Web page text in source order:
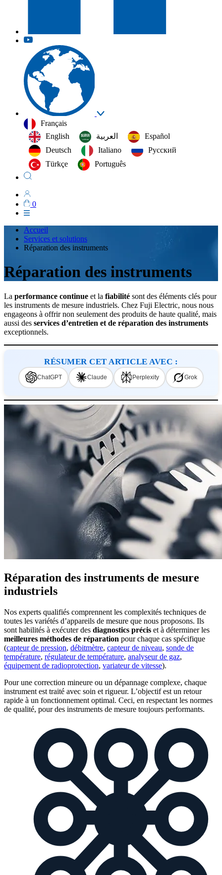
Français
English
العربية‏
Español
Deutsch
Italiano
Русский
Türkçe
Português
0
Accueil
Services et solutions
Réparation des instruments
Réparation des instruments
La performance continue et la fiabilité sont des éléments clés pour
les instruments de mesure industriels. Chez Fuji Electric, nous nous
engageons à offrir non seulement des produits de haute qualité, mais
aussi des services d’entretien et de réparation des instruments
exceptionnels.
RÉSUMER CET ARTICLE AVEC :
ChatGPT Claude Perplexity Grok
Réparation des instruments de mesure
industriels
Nos experts qualifiés comprennent les complexités techniques de
toutes les variétés d’appareils de mesure que nous proposons. Ils
sont habilités à exécuter des diagnostics précis et à déterminer les
meilleures méthodes de réparation pour chaque cas spécifique
(capteur de pression, débitmètre, capteur de niveau, sonde de
température, régulateur de température, analyseur de gaz,
équipement de radioprotection, variateur de vitesse).
Pour une correction mineure ou un dépannage complexe, chaque
instrument est traité avec soin et rigueur. L’objectif est un retour
rapide à un fonctionnement optimal. Ceci, en respectant les normes
de qualité, pour des instruments de mesure toujours performants.